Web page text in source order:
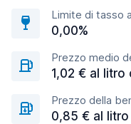
Limite di tasso
0,00%
Prezzo medio
1,02 € al litro
Prezzo della
0,85 € al